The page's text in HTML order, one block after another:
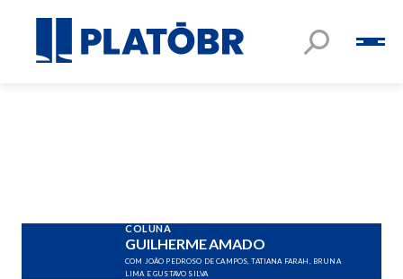
COLUNA
GUILHERME AMADO
COM JOÃO PEDROSO DE CAMPOS, TATIANA FARAH, BRUNA
LIMA E GUSTAVO SILVA